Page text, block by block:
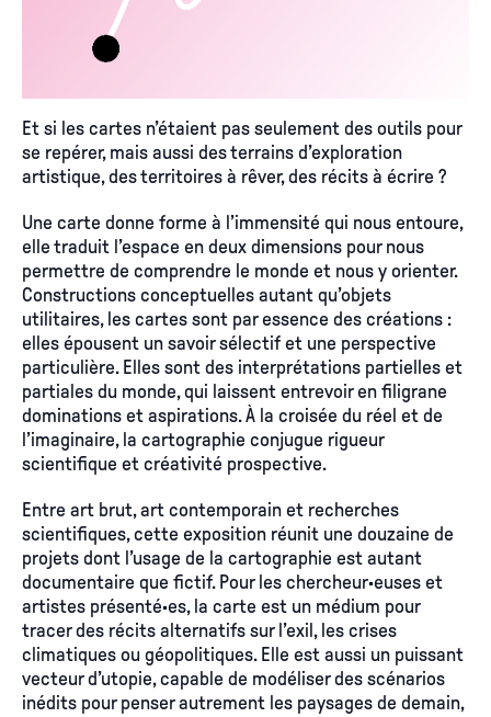
Et si les cartes n’étaient pas seulement des outils pour
se repérer, mais aussi des terrains d’exploration
artistique, des territoires à rêver, des récits à écrire ?
Une carte donne forme à l’immensité qui nous entoure,
elle traduit l’espace en deux dimensions pour nous
permettre de comprendre le monde et nous y orienter.
Constructions conceptuelles autant qu’objets
utilitaires, les cartes sont par essence des créations :
elles épousent un savoir sélectif et une perspective
particulière. Elles sont des interprétations partielles et
partiales du monde, qui laissent entrevoir en filigrane
dominations et aspirations. À la croisée du réel et de
l’imaginaire, la cartographie conjugue rigueur
scientifique et créativité prospective.
Entre art brut, art contemporain et recherches
scientifiques, cette exposition réunit une douzaine de
projets dont l’usage de la cartographie est autant
documentaire que fictif. Pour les chercheur·euses et
artistes présenté·es, la carte est un médium pour
tracer des récits alternatifs sur l’exil, les crises
climatiques ou géopolitiques. Elle est aussi un puissant
vecteur d’utopie, capable de modéliser des scénarios
inédits pour penser autrement les paysages de demain,